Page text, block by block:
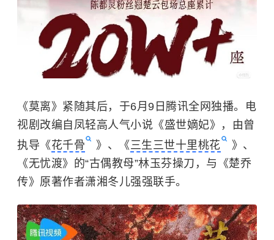
《莫离》紧随其后，于6月9日腾讯全网独播。电
视剧改编自凤轻高人气小说《盛世嫡妃》，由曾
执导《花千骨 》、《三生三世十里桃花
》、
《无忧渡》的“古偶教母”林玉芬操刀，与《楚乔
传》原著作者潇湘冬儿强强联手。